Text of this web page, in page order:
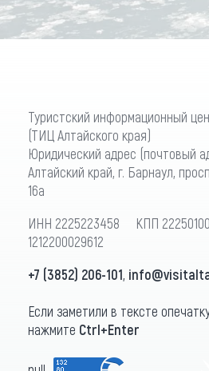
Туристский информационный
(ТИЦ Алтайского края)
Юридический адрес (почтовый
Алтайский край, г. Барнаул,
16а
ИНН 2225223458 КПП
1212200029612
+7 (3852) 206-101,
Если заметили в тексте
нажмите Ctrl+Enter